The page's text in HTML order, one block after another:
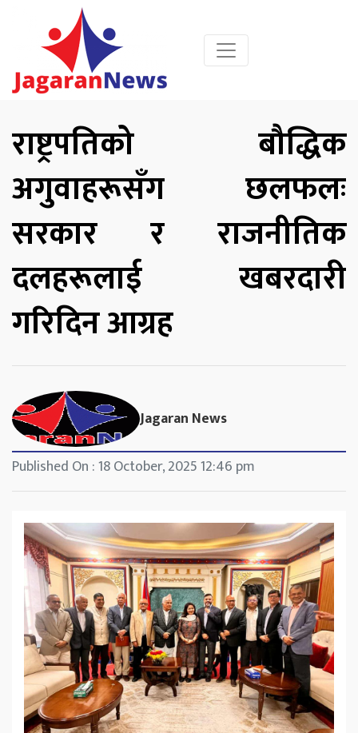
राष्ट्रपतिको बौद्धिक
अगुवाहरूसँग छलफलः
सरकार र राजनीतिक
दलहरूलाई खबरदारी
गरिदिन आग्रह
Jagaran News
Published On : 18 October, 2025 12:46 pm